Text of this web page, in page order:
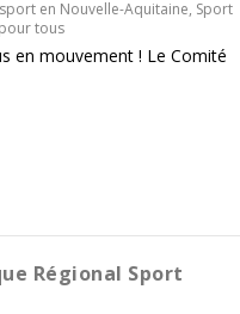
en Nouvelle-Aquitaine, Sport
tous
en mouvement ! Le Comité
Régional Sport